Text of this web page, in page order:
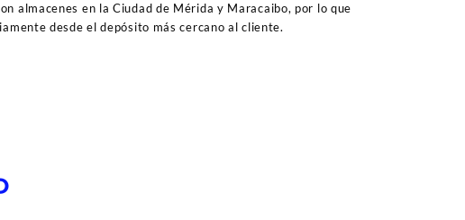
almacenes en la Ciudad de Mérida y Maracaibo, por lo que
desde el depósito más cercano al cliente.